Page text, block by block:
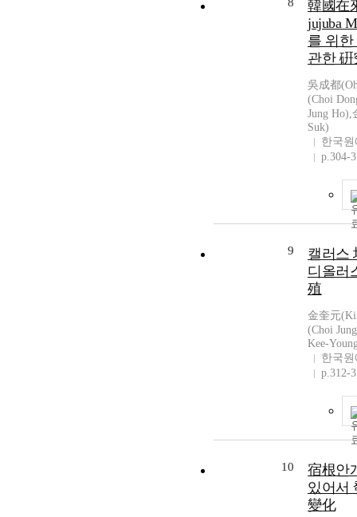
8
韓國在
jujuba
를 위
관한 硏
吳成都
(Choi
Jung Ho),
Suk)
한국
p.304-
9
캘러스
디올러
殖
金奎元
(Choi
Kee-
한국
p.312-
10
宿根안
있어서
變化